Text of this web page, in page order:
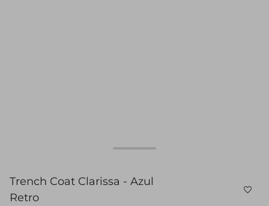
Trench Coat Clarissa - Azul
Retro